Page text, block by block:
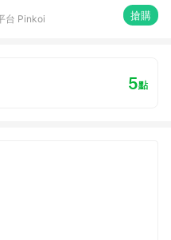
台 Pinkoi 搶購
5點